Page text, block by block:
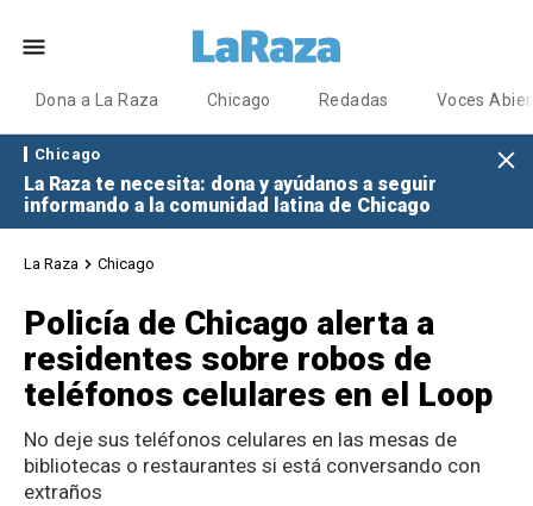
Dona a La Raza Chicago Redadas Voces
Chicago
La Raza te necesita: dona y ayúdanos a seguir
informando a la comunidad latina de Chicago
La Raza Chicago
Policía de Chicago alerta a
residentes sobre robos de
teléfonos celulares en el Loop
No deje sus teléfonos celulares en las mesas de
bibliotecas o restaurantes si está conversando con
extraños